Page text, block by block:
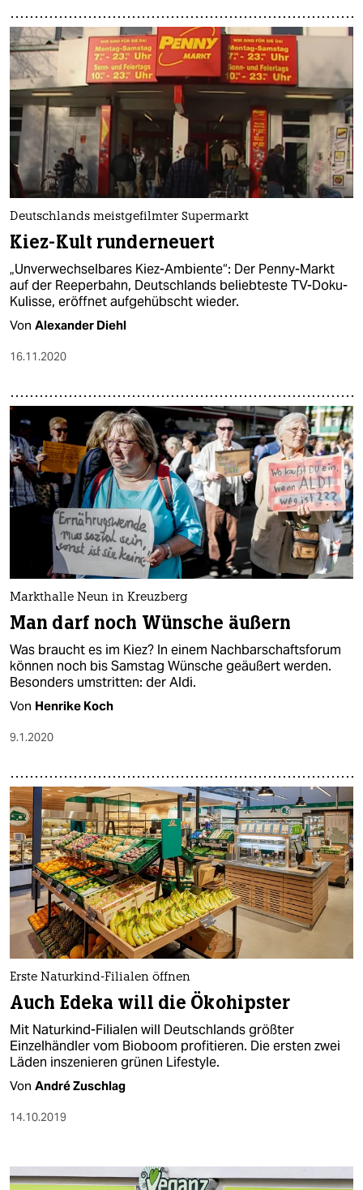
Deutschlands meistgefilmter Supermarkt
Kiez-Kult runderneuert
„Unverwechselbares Kiez-Ambiente“: Der Penny-Markt
auf der Reeperbahn, Deutschlands beliebteste TV-Doku-
Kulisse, eröffnet aufgehübscht wieder.
Von Alexander Diehl
16.11.2020
Markthalle Neun in Kreuzberg
Man darf noch Wünsche äußern
Was braucht es im Kiez? In einem Nachbarschaftsforum
können noch bis Samstag Wünsche geäußert werden.
Besonders umstritten: der Aldi.
Von Henrike Koch
9.1.2020
Erste Naturkind-Filialen öffnen
Auch Edeka will die Ökohipster
Mit Naturkind-Filialen will Deutschlands größter
Einzelhändler vom Bioboom profitieren. Die ersten zwei
Läden inszenieren grünen Lifestyle.
Von André Zuschlag
14.10.2019